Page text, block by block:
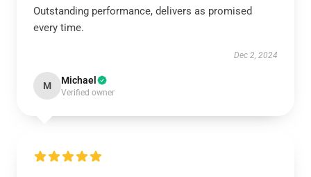
Outstanding performance, delivers as promised
every time.
Dec 2, 2024
M Michael
Verified owner